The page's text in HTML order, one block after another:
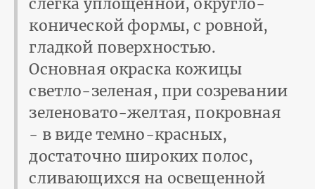
слегка уплощенной, округло-
конической формы, с ровной,
гладкой поверхностью.
Основная окраска кожицы
светло-зеленая, при созревании
зеленовато-желтая, покровная
- в виде темно-красных,
достаточно широких полос,
сливающихся на освещенной